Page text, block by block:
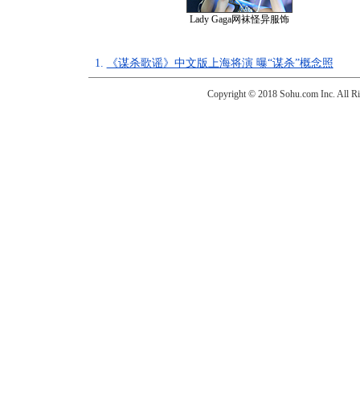
Lady Gaga网袜怪异服饰
1. 《谋杀歌谣》中文版上海将演 曝“谋杀”概念照
Copyright © 2018 Sohu.com Inc. All